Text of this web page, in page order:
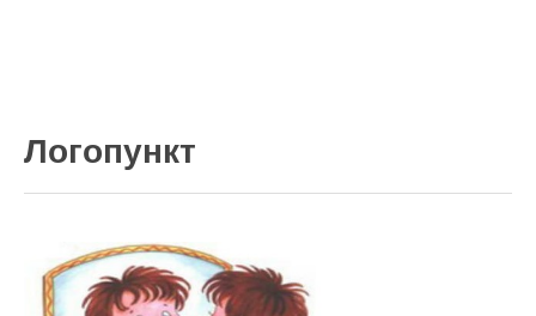
Образовательные стандарты
Руководство
Педагогический состав
Материально-техническое
Логопункт